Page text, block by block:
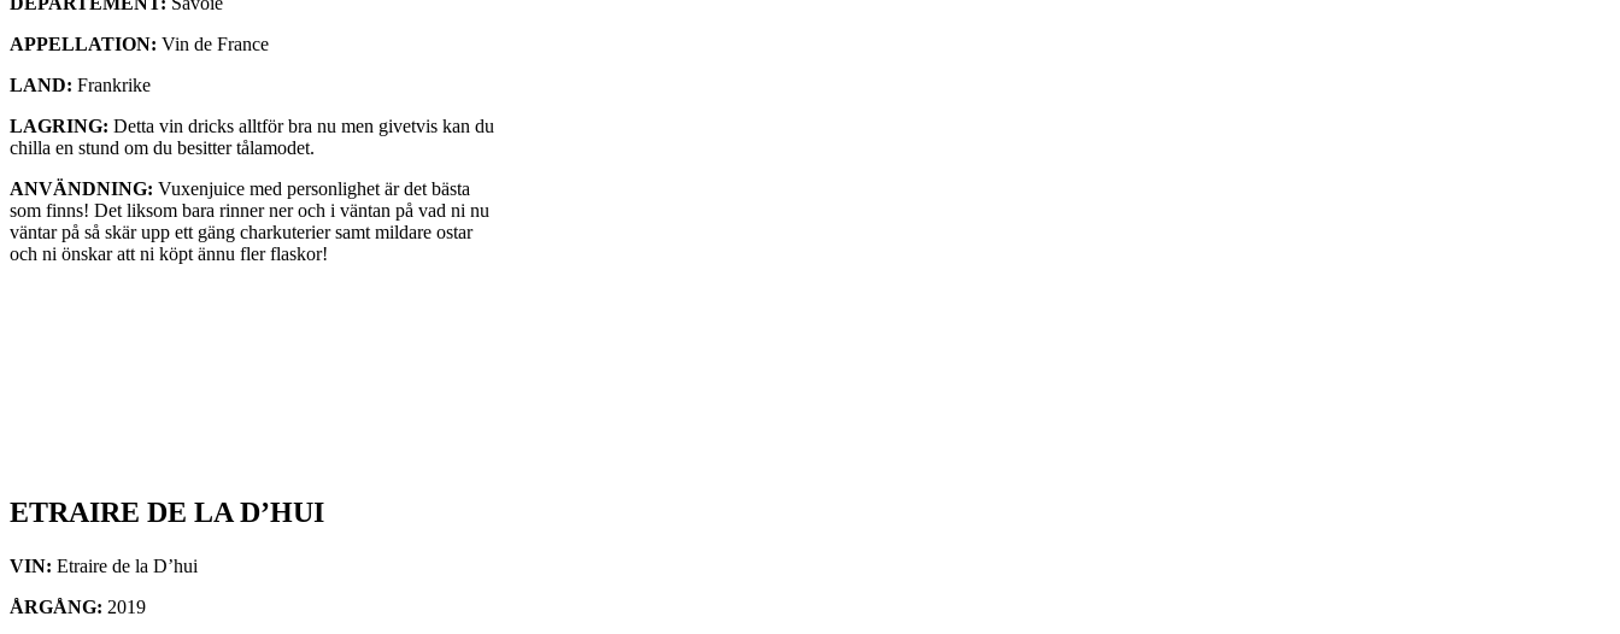
APPELLATION: Vin de France
LAND: Frankrike
LAGRING: Detta vin dricks alltför bra nu men givetvis kan du
chilla en stund om du besitter tålamodet.
ANVÄNDNING: Vuxenjuice med personlighet är det bästa
som finns! Det liksom bara rinner ner och i väntan på vad ni nu
väntar på så skär upp ett gäng charkuterier samt mildare ostar
och ni önskar att ni köpt ännu fler flaskor!
ETRAIRE DE LA D’HUI
VIN: Etraire de la D’hui
ÅRGÅNG: 2019